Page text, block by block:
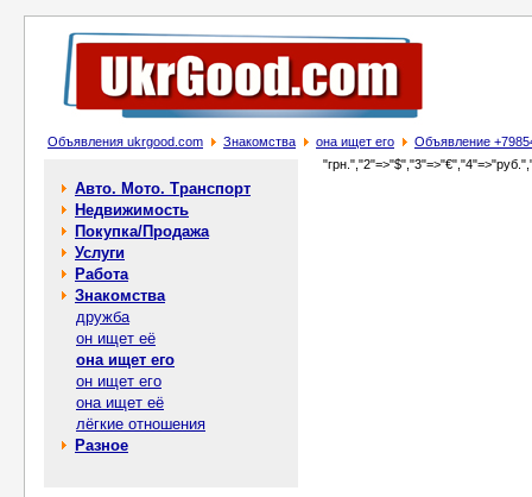
Объявления ukrgood.com Знакомства она ищет его Объявление
Авто. Мото. Транспорт
Недвижимость
Покупка/Продажа
Услуги
Работа
Знакомства
дружба
он ищет её
она ищет его
он ищет его
она ищет её
лёгкие отношения
Разное